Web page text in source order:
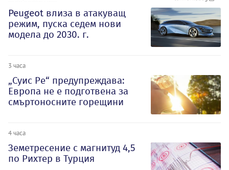
Peugeot влиза в атакуващ
режим, пуска седем нови
модела до 2030. г.
3 часа
„Суис Ре“ предупреждава:
Европа не е подготвена за
смъртоносните горещини
4 часа
Земетресение с магнитуд 4,5
по Рихтер в Турция